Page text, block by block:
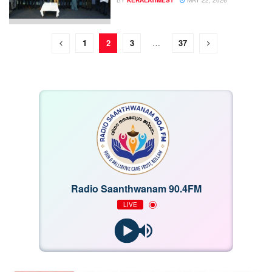
1 2 3 … 37
Radio Saanthwanam 90.4FM
LIVE